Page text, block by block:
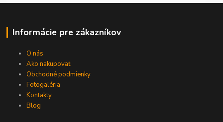
Informácie pre zákazníkov
O nás
Ako nakupovať
Obchodné podmienky
Fotogaléria
Kontakty
Blog